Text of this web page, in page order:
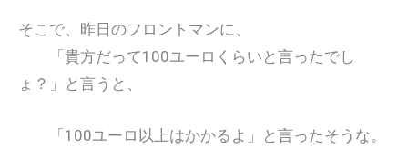
そこで、昨日のフロントマンに、
「貴方だって100ユーロくらいと言ったでし
ょ？」と言うと、
「100ユーロ以上はかかるよ」と言ったそうな。